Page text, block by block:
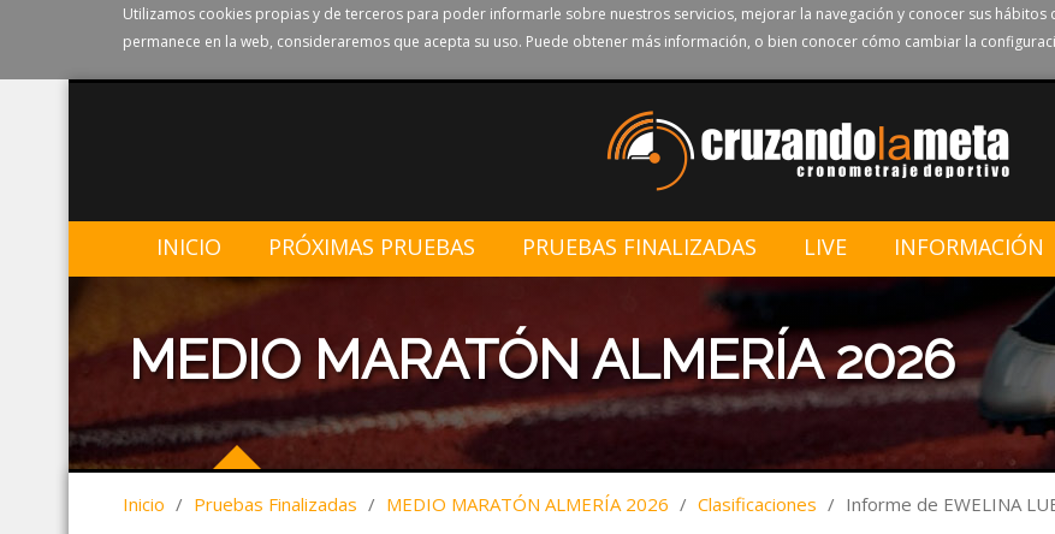
Utilizamos cookies propias y de terceros para poder informarle sobre nuestros servicios, mejorar la navegación y conocer sus hábitos
permanece en la web, consideraremos que acepta su uso. Puede obtener más información, o bien conocer cómo cambiar la
INICIO PRÓXIMAS PRUEBAS PRUEBAS FINALIZADAS LIVE INFORMACIÓN
MEDIO MARATÓN ALMERÍA 2026
Inicio / Pruebas Finalizadas / MEDIO MARATÓN ALMERÍA 2026 / Clasificaciones / Informe de EWELINA